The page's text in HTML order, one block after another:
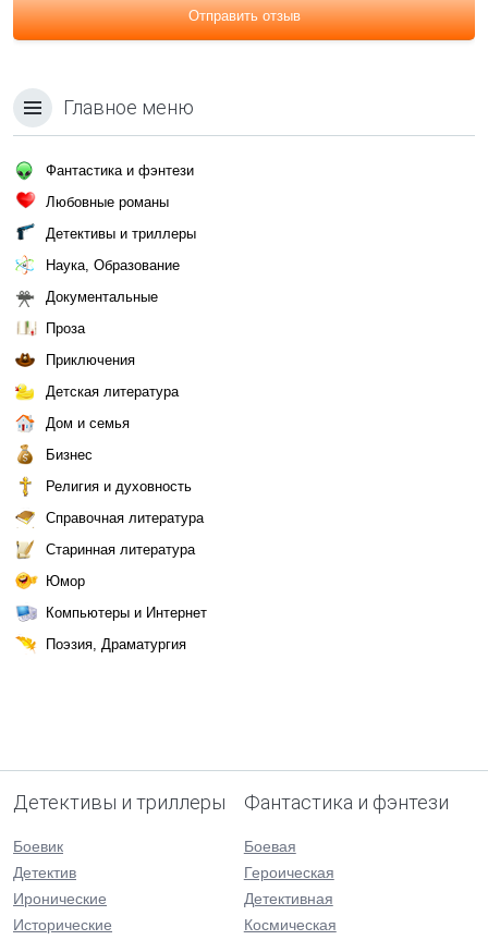
Отправить отзыв
Главное меню
Фантастика и фэнтези
Любовные романы
Детективы и триллеры
Наука, Образование
Документальные
Проза
Приключения
Детская литература
Дом и семья
Бизнес
Религия и духовность
Справочная литература
Старинная литература
Юмор
Компьютеры и Интернет
Поэзия, Драматургия
Детективы и триллеры
Боевик
Детектив
Иронические
Исторические
Фантастика и фэнтези
Боевая
Героическая
Детективная
Космическая